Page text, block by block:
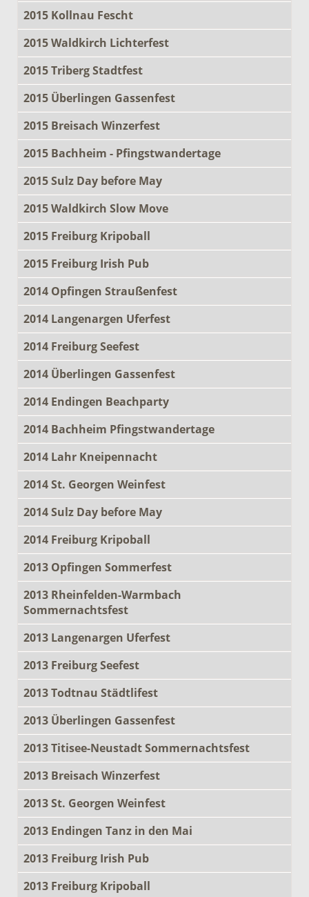
2015 Kollnau Fescht
2015 Waldkirch Lichterfest
2015 Triberg Stadtfest
2015 Überlingen Gassenfest
2015 Breisach Winzerfest
2015 Bachheim - Pfingstwandertage
2015 Sulz Day before May
2015 Waldkirch Slow Move
2015 Freiburg Kripoball
2015 Freiburg Irish Pub
2014 Opfingen Straußenfest
2014 Langenargen Uferfest
2014 Freiburg Seefest
2014 Überlingen Gassenfest
2014 Endingen Beachparty
2014 Bachheim Pfingstwandertage
2014 Lahr Kneipennacht
2014 St. Georgen Weinfest
2014 Sulz Day before May
2014 Freiburg Kripoball
2013 Opfingen Sommerfest
2013 Rheinfelden-Warmbach
Sommernachtsfest
2013 Langenargen Uferfest
2013 Freiburg Seefest
2013 Todtnau Städtlifest
2013 Überlingen Gassenfest
2013 Titisee-Neustadt Sommernachtsfest
2013 Breisach Winzerfest
2013 St. Georgen Weinfest
2013 Endingen Tanz in den Mai
2013 Freiburg Irish Pub
2013 Freiburg Kripoball